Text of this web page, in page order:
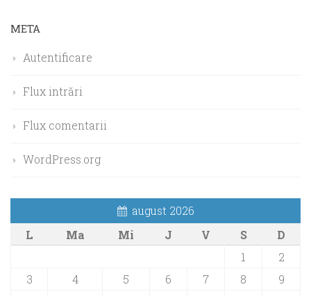
META
Autentificare
Flux intrări
Flux comentarii
WordPress.org
august 2026
L
Ma Mi J V S
D
1
2
3
4 5 6 7 8
9